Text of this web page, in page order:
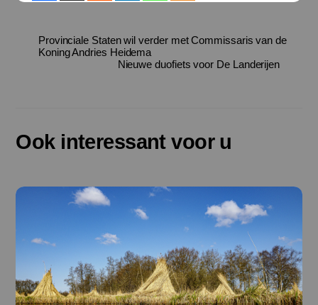
Provinciale Staten wil verder met Commissaris van de
Koning Andries Heidema
Nieuwe duofiets voor De Landerijen
Ook interessant voor u